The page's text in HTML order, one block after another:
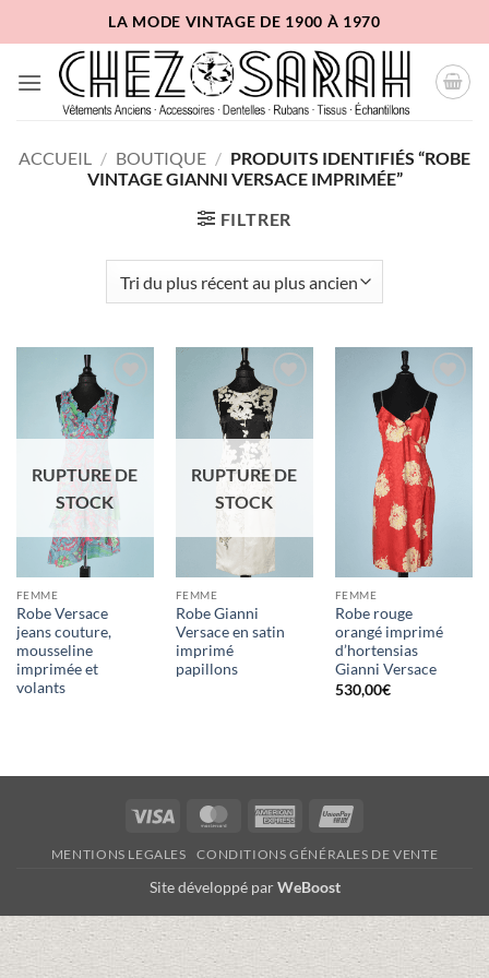
au
contenu
LA MODE VINTAGE DE 1900 À 1970
ACCUEIL / BOUTIQUE / PRODUITS IDENTIFIÉS “ROBE
VINTAGE GIANNI VERSACE IMPRIMÉE”
FILTRER
Ajouter
à la liste
d'envies
RUPTURE DE
STOCK
FEMME
Robe Versace
jeans couture,
mousseline
imprimée et
volants
Ajouter
à la liste
d'envies
RUPTURE DE
STOCK
FEMME
Robe Gianni
Versace en satin
imprimé
papillons
Ajouter
à la liste
d'envies
FEMME
Robe rouge
orangé imprimé
d’hortensias
Gianni Versace
530,00€
Visa MasterCardAmerican
MENTIONS LEGALES CONDITIONS GÉNÉRALES DE VENTE
Site développé parWeBoost